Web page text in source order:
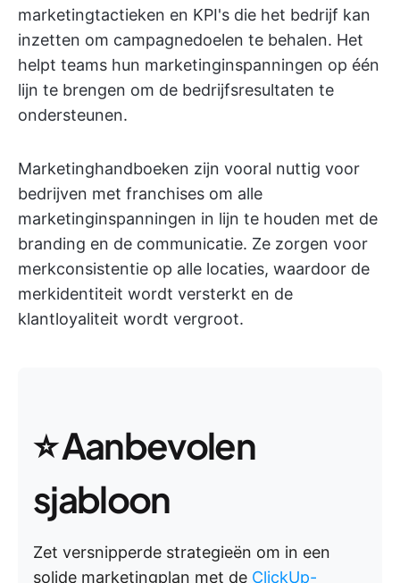
marketingtactieken en KPI's die het bedrijf kan
inzetten om campagnedoelen te behalen. Het
helpt teams hun marketinginspanningen op één
lijn te brengen om de bedrijfsresultaten te
ondersteunen.
Marketinghandboeken zijn vooral nuttig voor
bedrijven met franchises om alle
marketinginspanningen in lijn te houden met de
branding en de communicatie. Ze zorgen voor
merkconsistentie op alle locaties, waardoor de
merkidentiteit wordt versterkt en de
klantloyaliteit wordt vergroot.
⭐ Aanbevolen
sjabloon
Zet versnipperde strategieën om in een
solide marketingplan met de ClickUp-